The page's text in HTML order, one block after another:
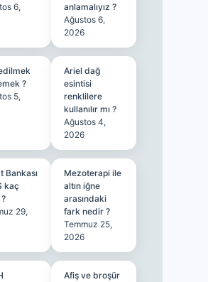
6,
anlamalıyız ?
Ağustos 6,
2026
?
5,
Ariel dağ
esintisi
renklilere
kullanılır mı ?
Ağustos 4,
2026
Bankası
kaç
29,
Mezoterapi ile
altın iğne
arasındaki
fark nedir ?
Temmuz 25,
2026
Afiş ve broşür